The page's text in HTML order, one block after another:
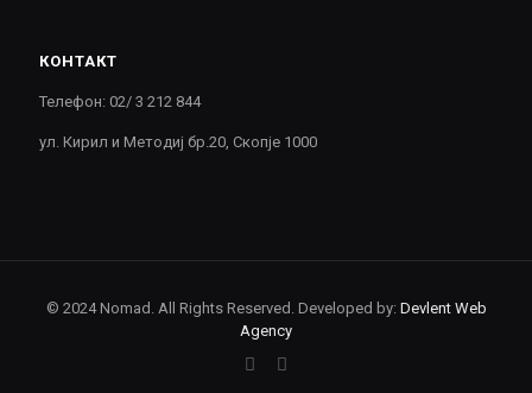
КОНТАКТ
Телефон: 02/ 3 212 844
ул. Кирил и Методиј бр.20, Скопје 1000
© 2024 Nomad. All Rights Reserved. Developed by: Devlent Web
Agency